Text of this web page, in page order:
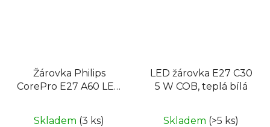
Žárovka Philips
CorePro E27 A60 LED
Skladem (3 ks)
LED žárovka E27 C30
5 W COB, teplá bílá
Skladem (>5 ks)